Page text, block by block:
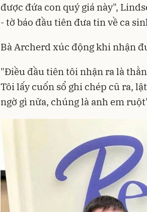
được đứa con quý giá này",
- tờ báo đầu tiên đưa tin về ca
Bà Archerd xúc động khi nhận
"Điều đầu tiên tôi nhận ra là
Tôi lấy cuốn sổ ghi chép cũ ra,
ngờ gì nữa, chúng là anh em